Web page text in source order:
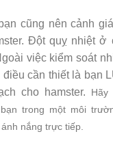
cũng nên cảnh
Đột quỵ nhiệt ở
việc kiểm soát
điều cần thiết là bạn
cho hamster.
Hãy
trong một môi
nắng trực tiếp.